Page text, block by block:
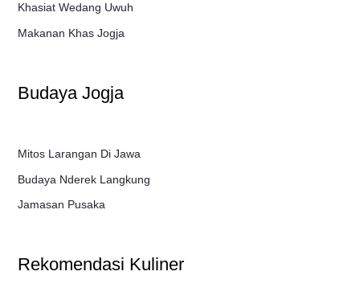
Khasiat Wedang Uwuh
Makanan Khas Jogja
Budaya Jogja
Mitos Larangan Di Jawa
Budaya Nderek Langkung
Jamasan Pusaka
Rekomendasi Kuliner